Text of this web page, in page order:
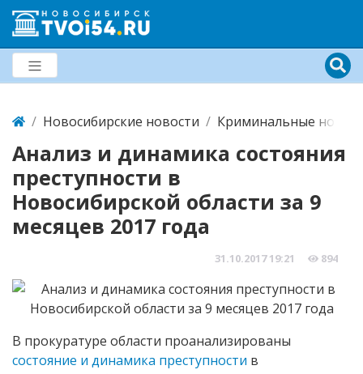
Новосибирские новости Криминальные
Анализ и динамика состояния
преступности в
Новосибирской области за 9
месяцев 2017 года
31.10.2017 19:21 894
В прокуратуре области проанализированы
состояние и динамика преступности в